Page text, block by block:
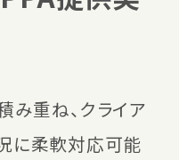
重ね、クライア
に柔軟対応可能